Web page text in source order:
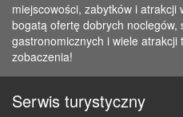
miejscowości, zabytków i
bogatą ofertę dobrych noclegów,
gastronomicznych i wiele atrakcji
zobaczenia!
Serwis turystyczny